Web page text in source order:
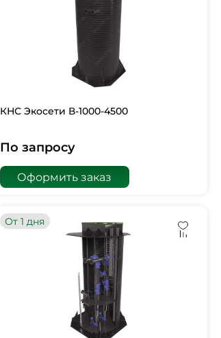
КНС Экосети В-1000-4500
По запросу
Оформить заказ
От 1 дня